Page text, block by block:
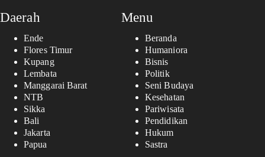
Daerah
Ende
Flores Timur
Kupang
Lembata
Manggarai Barat
NTB
Sikka
Bali
Jakarta
Papua
Menu
Beranda
Humaniora
Bisnis
Politik
Seni Budaya
Kesehatan
Pariwisata
Pendidikan
Hukum
Sastra